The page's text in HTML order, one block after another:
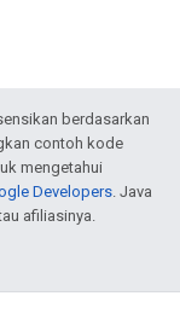
berdasarkan
contoh kode
mengetahui
Developers. Java
afiliasinya.